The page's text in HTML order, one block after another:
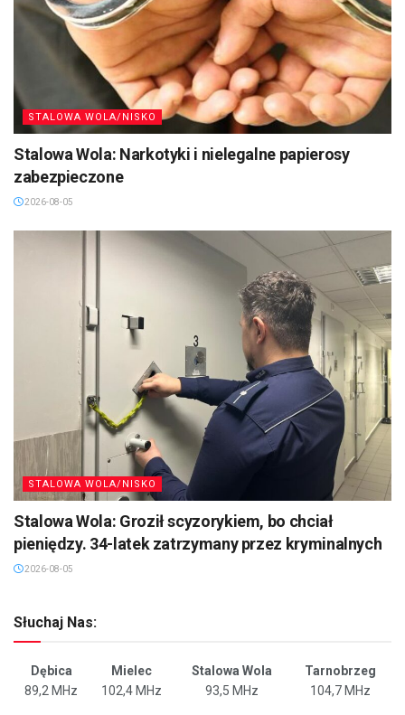
STALOWA WOLA/NISKO
Stalowa Wola: Narkotyki i nielegalne papierosy
zabezpieczone
2026-08-05
STALOWA WOLA/NISKO
Stalowa Wola: Groził scyzorykiem, bo chciał
pieniędzy. 34-latek zatrzymany przez kryminalnych
2026-08-05
Słuchaj Nas:
Dębica Mielec Stalowa Wola
Tarnobrzeg
89,2 MHz
102,4 MHz 93,5 MHz 104,7 MHz